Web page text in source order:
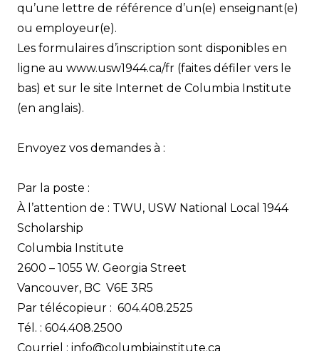
qu’une lettre de référence d’un(e) enseignant(e)
ou employeur(e).
Les formulaires d’inscription sont disponibles en
ligne au www.usw1944.ca/fr (faites défiler vers le
bas) et sur le site Internet de Columbia Institute
(en anglais).
Envoyez vos demandes à :
Par la poste :
À l’attention de : TWU, USW National Local 1944
Scholarship
Columbia Institute
2600 – 1055 W. Georgia Street
Vancouver, BC V6E 3R5
Par télécopieur : 604.408.2525
Tél. : 604.408.2500
Courriel : info@columbiainstitute.ca